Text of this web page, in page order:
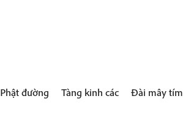
Phật đường Tàng kinh các Đài mây tím